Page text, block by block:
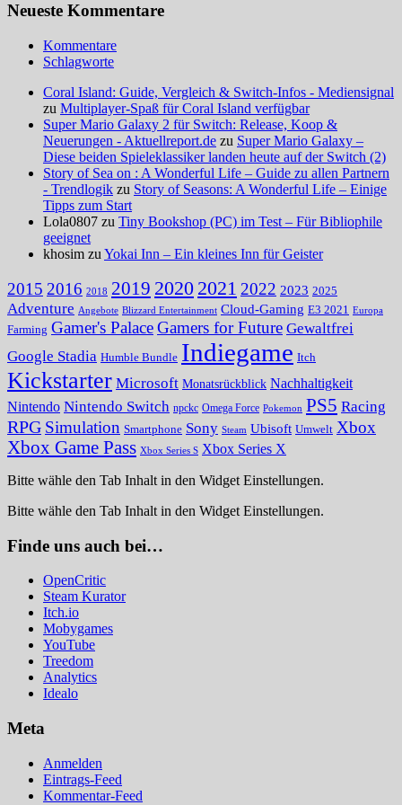
Neueste Kommentare
Kommentare
Schlagworte
Coral Island: Guide, Vergleich & Switch-Infos - Mediensignal
zu Multiplayer-Spaß für Coral Island verfügbar
Super Mario Galaxy 2 für Switch: Release, Koop &
Neuerungen - Aktuellreport.de zu Super Mario Galaxy –
Diese beiden Spieleklassiker landen heute auf der Switch (2)
Story of Sea on : A Wonderful Life – Guide zu allen Partnern
- Trendlogik zu Story of Seasons: A Wonderful Life – Einige
Tipps zum Start
Lola0807 zu Tiny Bookshop (PC) im Test – Für Bibliophile
geeignet
khosim zu Yokai Inn – Ein kleines Inn für Geister
2015 2016 2018 2019 2020 2021 2022 2023 2025
Adventure Angebote Blizzard Entertainment Cloud-Gaming E3 2021 Europa
Farming Gamer's PalaceGamers for Future Gewaltfrei
Google Stadia Humble Bundle Indiegame Itch
Kickstarter Microsoft Monatsrückblick Nachhaltigkeit
Nintendo Nintendo Switch npckc Omega Force Pokemon PS5 Racing
RPG Simulation Smartphone Sony Steam Ubisoft Umwelt Xbox
Xbox Game Pass Xbox Series S Xbox Series X
Bitte wähle den Tab Inhalt in den Widget Einstellungen.
Bitte wähle den Tab Inhalt in den Widget Einstellungen.
Finde uns auch bei…
OpenCritic
Steam Kurator
Itch.io
Mobygames
YouTube
Treedom
Analytics
Idealo
Meta
Anmelden
Eintrags-Feed
Kommentar-Feed